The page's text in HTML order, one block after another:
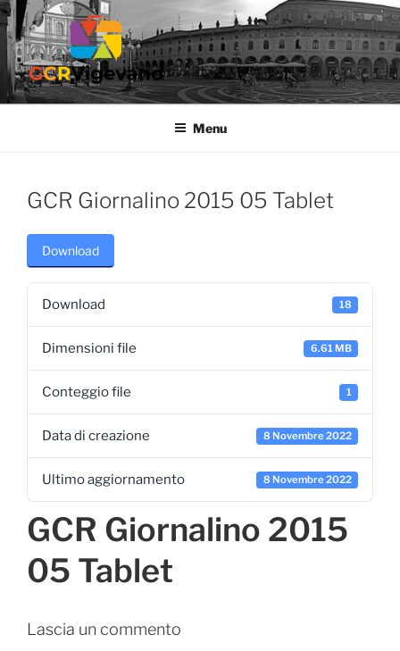
Salta
al
contenuto
GCR VIGEVANO
Gruppo Culturale Ricreativo dell'Ospedale di Vigevano
Menu
GCR Giornalino 2015 05 Tablet
Download
Download 18
Dimensioni file 6.61 MB
Conteggio file 1
Data di creazione 8 Novembre 2022
Ultimo aggiornamento 8 Novembre 2022
GCR Giornalino 2015
05 Tablet
Lascia un commento